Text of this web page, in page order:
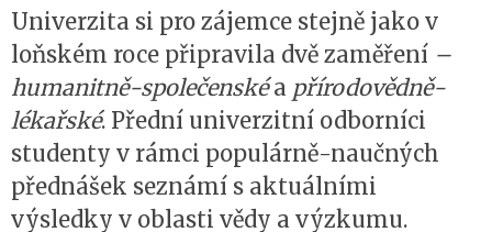
Univerzita si pro zájemce stejně jako v
loňském roce připravila dvě zaměření –
humanitně-společenskéa přírodovědně-
lékařské. Přední univerzitní odborníci
studenty v rámci populárně-naučných
přednášek seznámí s aktuálními
výsledky v oblasti vědy a výzkumu.